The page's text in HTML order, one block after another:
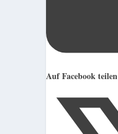
Auf Facebook teilen